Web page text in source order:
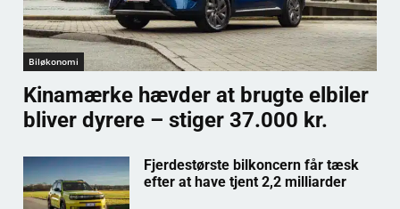
Biløkonomi
Kinamærke hævder at brugte elbiler
bliver dyrere – stiger 37.000 kr.
Fjerdestørste bilkoncern får tæsk
efter at have tjent 2,2 milliarder